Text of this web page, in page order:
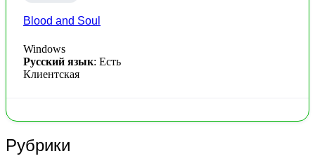
Blood and Soul
Windows
Русский язык: Есть
Клиентская
Рубрики